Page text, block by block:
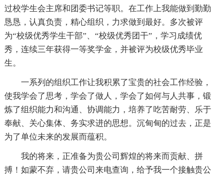
过校学生会主席和团委书记等职。在工作上我能做到勤勤
恳恳，认真负责，精心组织，力求做到最好。多次被评
为“校级优秀学生干部”、“校级优秀团干”，学习成绩优
秀，连续三年获得一等奖学金，并被评为校级优秀毕业
生。
一系列的组织工作让我积累了宝贵的社会工作经验，
使我学会了思考，学会了做人，学会了如何与人共事，锻
炼了组织能力和沟通、协调能力，培养了吃苦耐劳、乐于
奉献、关心集体、务实求进的思想。沉甸甸的过去，正是
为了单位未来的发展而蕴积。
我的将来，正准备为贵公司辉煌的将来而贡献、拼
搏！如蒙不弃，请贵公司来电查询，给予我一个接触贵公